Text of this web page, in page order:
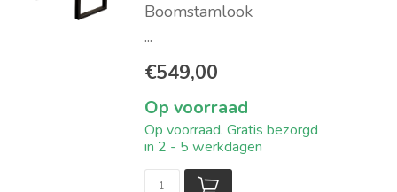
Boomstamlook
...
€549,00
Op voorraad
Op voorraad. Gratis bezorgd
in 2 - 5 werkdagen